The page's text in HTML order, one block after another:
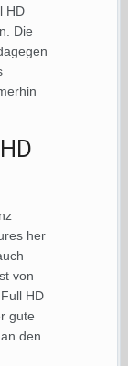
HD
Die
her
von
HD
gute
den